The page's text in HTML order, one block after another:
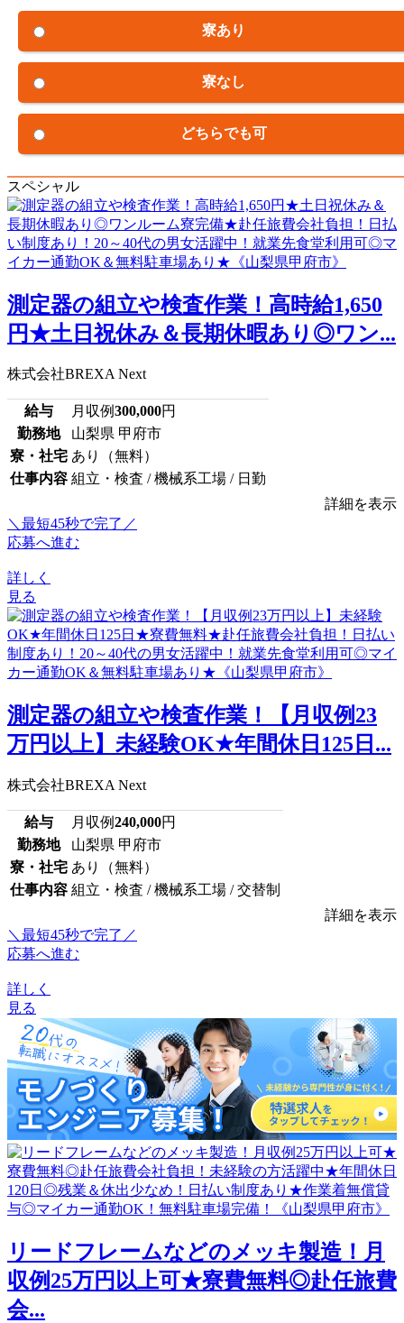
寮あり
寮なし
どちらでも可
スペシャル
測定器の組立や検査作業！高時給1,650
円★土日祝休み＆長期休暇あり◎ワン...
株式会社BREXA Next
給与 月収例300,000円
勤務地
山梨県 甲府市
寮・社宅 あり（無料）
仕事内容 組立・検査 / 機械系工場 / 日勤
詳細を表示
＼最短45秒で完了／
応募へ進む
詳しく
見る
測定器の組立や検査作業！【月収例23
万円以上】未経験OK★年間休日125日...
株式会社BREXA Next
給与 月収例240,000円
勤務地
山梨県 甲府市
寮・社宅 あり（無料）
仕事内容 組立・検査 / 機械系工場 / 交替制
詳細を表示
＼最短45秒で完了／
応募へ進む
詳しく
見る
リードフレームなどのメッキ製造！月
収例25万円以上可★寮費無料◎赴任旅費
会...